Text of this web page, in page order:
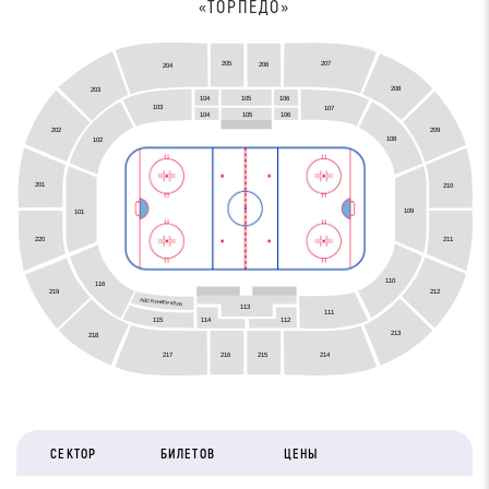
«ТОРПЕДО»
204 205 206 207
208
209
210
211
212
213
214
215
216
217
218
219
220
201
202
203
103 107
102
101 109
110
116
111
112
114
115
АЙС БУНКЕР КЛУБ 113
104 105 106
104 105 106
108
СЕКТОР БИЛЕТОВ ЦЕНЫ